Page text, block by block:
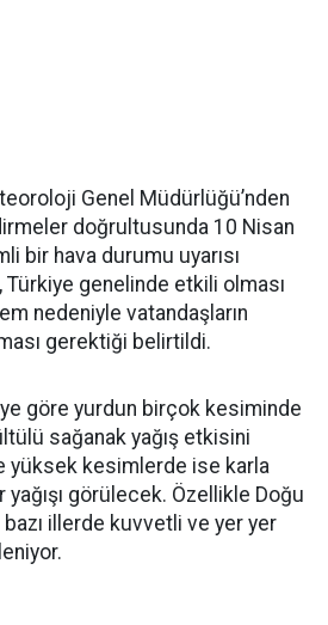
Genel Müdürlüğü’nden
doğrultusunda 10 Nisan
bir hava durumu uyarısı
Türkiye genelinde etkili olması
nedeniyle vatandaşların
gerektiği belirtildi.
göre yurdun birçok kesiminde
sağanak yağış etkisini
yüksek kesimlerde ise karla
yağışı görülecek. Özellikle Doğu
illerde kuvvetli ve yer yer